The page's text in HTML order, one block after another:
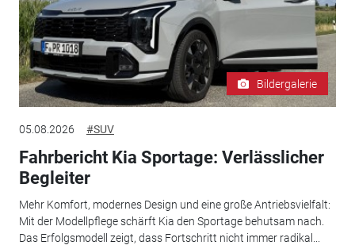
Bildergalerie
05.08.2026 #SUV
Fahrbericht Kia Sportage: Verlässlicher
Begleiter
Mehr Komfort, modernes Design und eine große Antriebsvielfalt:
Mit der Modellpflege schärft Kia den Sportage behutsam nach.
Das Erfolgsmodell zeigt, dass Fortschritt nicht immer radikal...